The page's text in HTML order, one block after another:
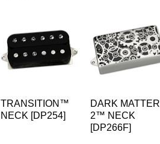
TRANSITION™
NECK [DP254]
DARK MATTER
2™ NECK
[DP266F]